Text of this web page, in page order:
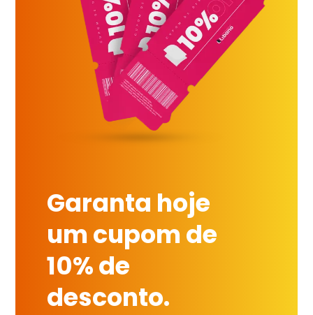
Garanta hoje
um cupom de
10% de
desconto.